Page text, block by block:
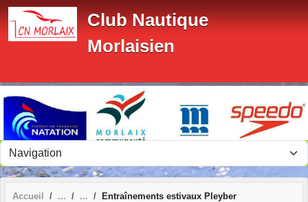
Club Nautique
Morlaisien
Accueil Entraînements estivaux Pleyber
Panneau de gestion des cookies